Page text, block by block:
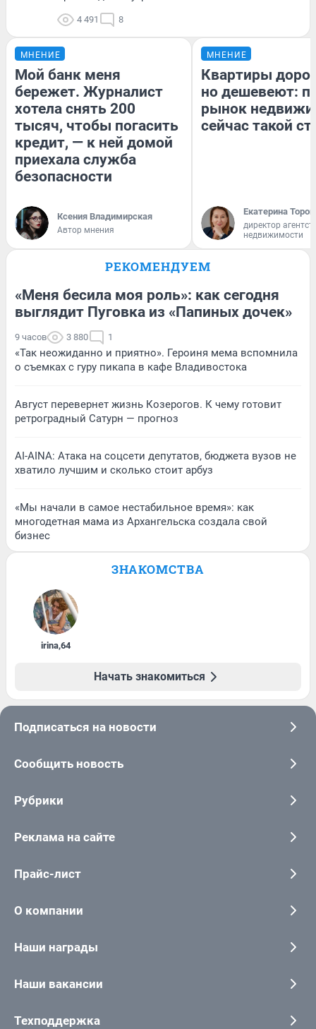
4 491 8
МНЕНИЕ
Мой банк меня
бережет. Журналист
хотела снять 200
тысяч, чтобы погасить
кредит, — к ней домой
приехала служба
безопасности
Ксения Владимирская
Автор мнения
МНЕНИЕ
Квартиры
но дешевеют:
рынок
сейчас такой
Екатерина
директор
недвижимости
РЕКОМЕНДУЕМ
«Меня бесила моя роль»: как сегодня
выглядит Пуговка из «Папиных дочек»
9 часов 3 880 1
«Так неожиданно и приятно». Героиня мема вспомнила
о съемках с гуру пикапа в кафе Владивостока
Август перевернет жизнь Козерогов. К чему готовит
ретроградный Сатурн — прогноз
AI-AINA: Атака на соцсети депутатов, бюджета вузов не
хватило лучшим и сколько стоит арбуз
«Мы начали в самое нестабильное время»: как
многодетная мама из Архангельска создала свой
бизнес
ЗНАКОМСТВА
irina,64
Начать знакомиться
Подписаться на новости
Сообщить новость
Рубрики
Реклама на сайте
Прайс-лист
О компании
Наши награды
Наши вакансии
Техподдержка